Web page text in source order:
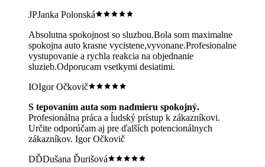
JPJanka Polonská
Absolutna spokojnost so sluzbou.Bola som maximalne
spokojna auto krasne vycistene,vyvonane.Profesionalne
vystupovanie a rychla reakcia na objednanie
sluzieb.Odporucam vsetkymi desiatimi.
IOIgor Očkovič
S tepovaním auta som nadmieru spokojný.
Profesionálna práca a ĺudský prístup k zákazníkovi.
Určite odporúčam aj pre ďalších potencionálnych
zákazníkov. Igor Očkovič
DĎDušana Ďurišová